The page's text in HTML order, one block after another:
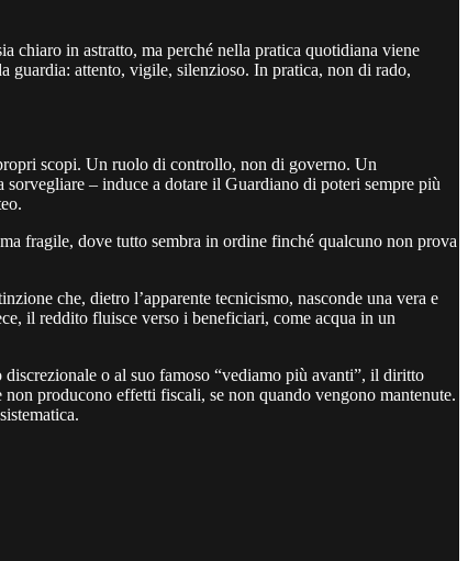
chiaro in astratto, ma perché nella pratica quotidiana viene
guardia: attento, vigile, silenzioso. In pratica, non di rado,
scopi. Un ruolo di controllo, non di governo. Un
sorvegliare – induce a dotare il Guardiano di poteri sempre più
fragile, dove tutto sembra in ordine finché qualcuno non prova
che, dietro l’apparente tecnicismo, nasconde una vera e
il reddito fluisce verso i beneficiari, come acqua in un
o al suo famoso “vediamo più avanti”, il diritto
producono effetti fiscali, se non quando vengono mantenute.